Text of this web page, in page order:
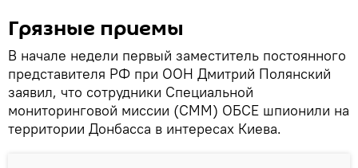
Грязные приемы
В начале недели первый заместитель постоянного
представителя РФ при ООН Дмитрий Полянский
заявил, что сотрудники Специальной
мониторинговой миссии (СММ) ОБСЕ шпионили на
территории Донбасса в интересах Киева.